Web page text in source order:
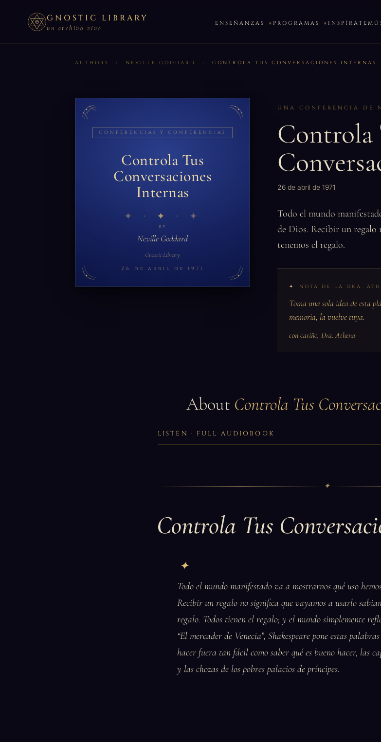
GNOSTIC LIBRARY
un archivo vivo
ENSEÑANZAS PROGRAMAS INSPÍRATE
AUTHORS › NEVILLE GODDARD › CONTROLA TUS CONVERSACIONES INTERNAS
CONFERENCIAS Y CONFERENCIAS
Controla Tus
Conversaciones
Internas
✦
BY
Neville Goddard
Gnostic Library
26 de abril de 1971
UNA CONFERENCIA DE
Controla
26 de abril de 1971
Todo el mundo
de Dios. Recibir un regalo
tenemos el regalo.
NOTA DE LA DRA.
Toma una sola idea de esta
memoria, la vuelve tuya.
con cariño, Dra. Athena
About Controla Tus
LISTEN · FULL AUDIOBOOK
✦
Controla Tus
Todo el mundo manifestado va a mostrarnos qué uso
Recibir un regalo no significa que vayamos a usarlo
regalo. Todos tienen el regalo; y el mundo simplemente
“El mercader de Venecia”, Shakespeare pone estas
hacer fuera tan fácil como saber qué es bueno hacer, las
y las chozas de los pobres palacios de príncipes.